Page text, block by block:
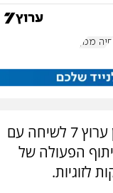
חיה ממן
השדכנית רחלי הומינר הגיעה לאולפן ערוץ 7 לשיחה עם
הפעולה של
לזוגיות.